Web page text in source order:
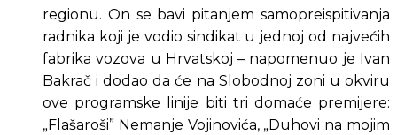
regionu. On se bavi pitanjem samopreispitivanja
radnika koji je vodio sindikat u jednoj od najvećih
fabrika vozova u Hrvatskoj – napomenuo je Ivan
Bakrač i dodao da će na Slobodnoj zoni u okviru
ove programske linije biti tri domaće premijere:
„Flašaroši” Nemanje Vojinovića, „Duhovi na mojim